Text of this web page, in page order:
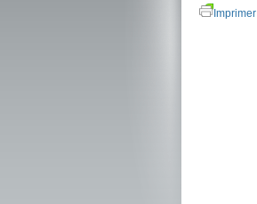
Imprimer